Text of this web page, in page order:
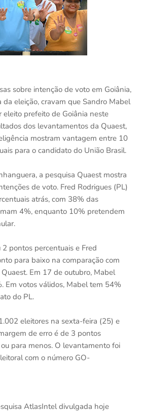
sobre intenção de voto em Goiânia,
eleição, cravam que Sandro Mabel
eleito prefeito de Goiânia neste
dos levantamentos da Quaest,
mostram vantagem entre 10
para o candidato do União Brasil.
a pesquisa Quaest mostra
de voto. Fred Rodrigues (PL)
atrás, com 38% das
4%, enquanto 10% pretendem
pontos percentuais e Fred
para baixo na comparação com
Em 17 de outubro, Mabel
Em votos válidos, Mabel tem 54%
do PL.
eleitores na sexta-feira (25) e
de erro é de 3 pontos
para menos. O levantamento foi
com o número GO-
AtlasIntel divulgada hoje